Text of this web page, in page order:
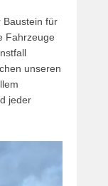
Baustein für
Fahrzeuge
unseren
jeder